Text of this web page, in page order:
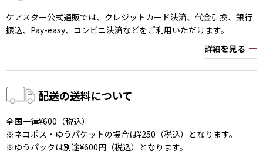
ケアスター公式通販では、クレジットカード決済、代金引換、銀行
振込、Pay-easy、コンビニ決済などをご利用いただけます。
詳細を見る
配送の送料について
全国一律¥600（税込）
※ネコポス・ゆうパケットの場合は¥250（税込）となります。
※ゆうパックは別途¥600円（税込）となります。